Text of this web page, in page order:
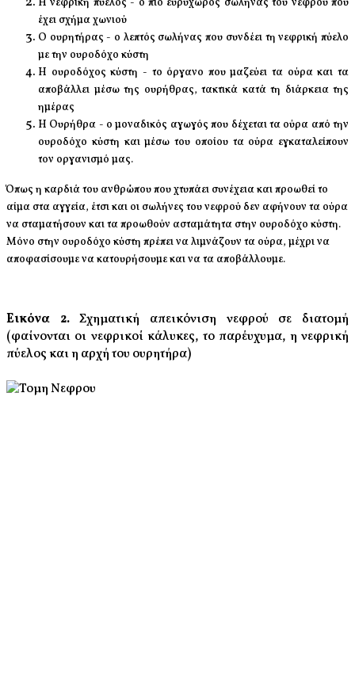
έχει σχήμα χωνιού
Ο ουρητήρας - ο λεπτός σωλήνας που συνδέει τη νεφρική πύελο
με την ουροδόχο κύστη
Η ουροδόχος κύστη - το όργανο που μαζεύει τα ούρα και τα
αποβάλλει μέσω της ουρήθρας, τακτικά κατά τη διάρκεια της
ημέρας
Η Ουρήθρα - ο μοναδικός αγωγός που δέχεται τα ούρα από την
ουροδόχο κύστη και μέσω του οποίου τα ούρα εγκαταλείπουν
τον οργανισμό μας.
Όπως η καρδιά του ανθρώπου που χτυπάει συνέχεια και προωθεί το
αίμα στα αγγεία, έτσι και οι σωλήνες του νεφρού δεν αφήνουν τα ούρα
να σταματήσουν και τα προωθούν ασταμάτητα στην ουροδόχο κύστη.
Μόνο στην ουροδόχο κύστη πρέπει να λιμνάζουν τα ούρα, μέχρι να
αποφασίσουμε να κατουρήσουμε και να τα αποβάλλουμε.
Εικόνα 2.Σχηματική απεικόνιση νεφρού σε διατομή
(φαίνονται οι νεφρικοί κάλυκες, το παρέυχυμα, η νεφρική
πύελος και η αρχή του ουρητήρα)